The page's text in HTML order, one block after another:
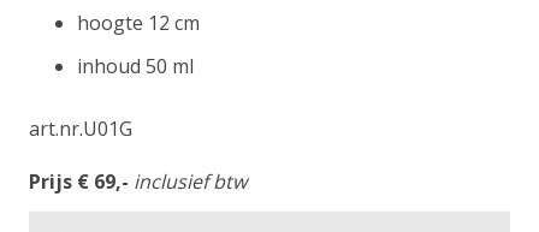
hoogte 12 cm
inhoud 50 ml
art.nr.U01G
Prijs € 69,- inclusief btw